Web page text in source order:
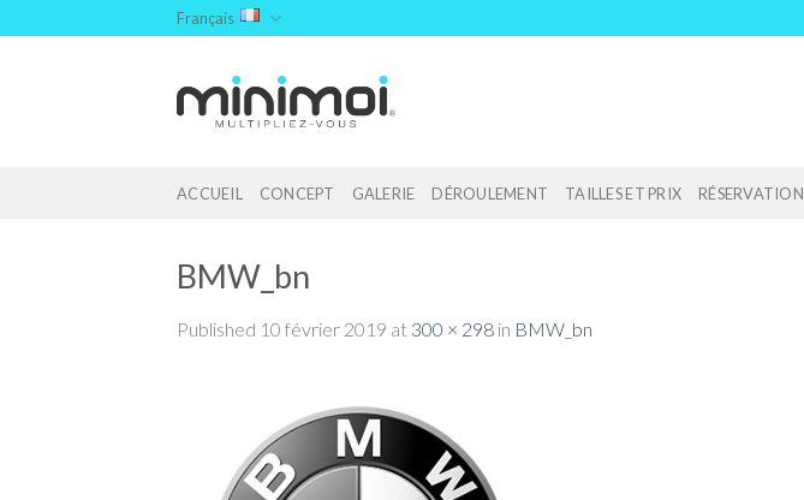
to
Français
ACCUEIL CONCEPT GALERIE DÉROULEMENT TAILLES ET PRIX RÉSERVATION
BMW_bn
Published 10 février 2019 at 300 × 298 in BMW_bn